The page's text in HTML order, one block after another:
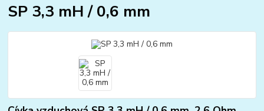
SP 3,3 mH / 0,6 mm